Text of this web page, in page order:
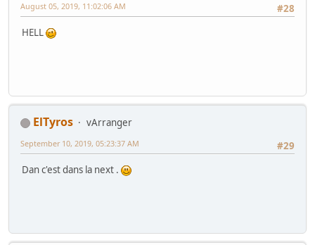
#28
August 05, 2019, 11:02:06 AM
HELL
ElTyros
vArranger
#29
September 10, 2019, 05:23:37 AM
Dan c'est dans la next .